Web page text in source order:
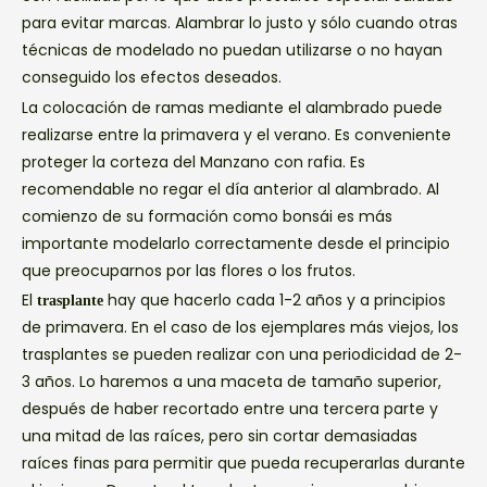
para evitar marcas. Alambrar lo justo y sólo cuando otras
técnicas de modelado no puedan utilizarse o no hayan
conseguido los efectos deseados.
La colocación de ramas mediante el alambrado puede
realizarse entre la primavera y el verano. Es conveniente
proteger la corteza del Manzano con rafia. Es
recomendable no regar el día anterior al alambrado. Al
comienzo de su formación como bonsái es más
importante modelarlo correctamente desde el principio
que preocuparnos por las flores o los frutos.
El trasplante hay que hacerlo cada 1-2 años y a principios
de primavera. En el caso de los ejemplares más viejos, los
trasplantes se pueden realizar con una periodicidad de 2-
3 años. Lo haremos a una maceta de tamaño superior,
después de haber recortado entre una tercera parte y
una mitad de las raíces, pero sin cortar demasiadas
raíces finas para permitir que pueda recuperarlas durante